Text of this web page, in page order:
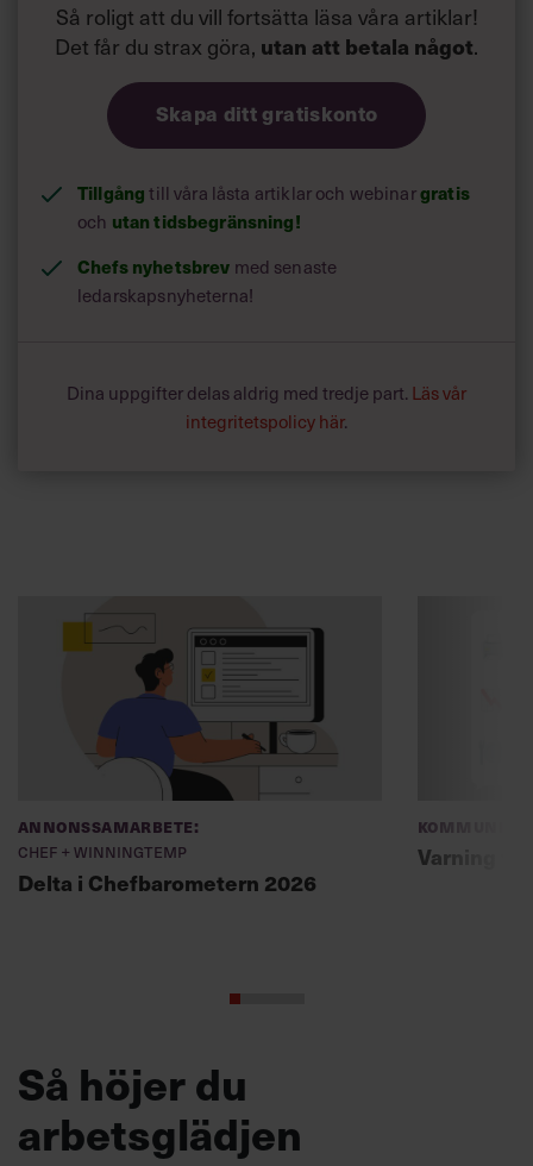
Så roligt att du vill fortsätta läsa våra artiklar!
Det får du strax göra, utan att betala något.
Skapa ditt gratiskonto
Tillgångtill våra låsta artiklar och webinargratis
och utan tidsbegränsning!
Chefs nyhetsbrev med senaste
ledarskapsnyheterna!
Dina uppgifter delas aldrig med tredje part. Läs vår
integritetspolicy här.
Annonssamarbete:
Chef + Winningtemp
Delta i Chefbarometern 2026
Varning
Så höjer du
arbetsglädjen